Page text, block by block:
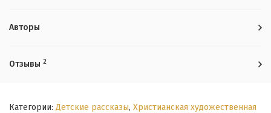
Авторы
Отзывы 2
Категории: Детские рассказы, Христианская художественная